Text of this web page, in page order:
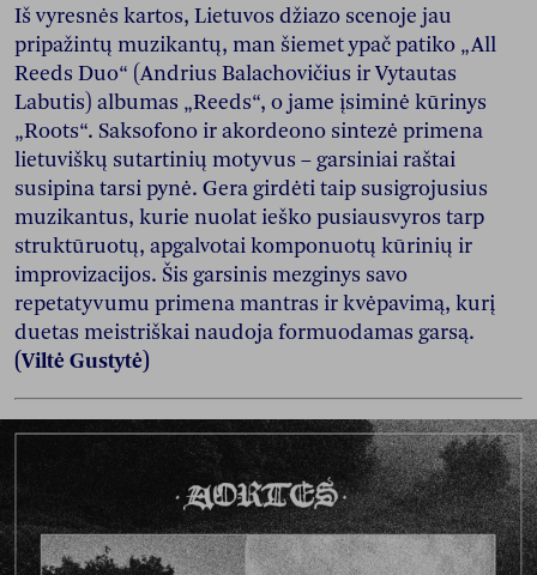
Iš vyresnės kartos, Lietuvos džiazo scenoje jau
pripažintų muzikantų, man šiemet ypač patiko „All
Reeds Duo“ (Andrius Balachovičius ir Vytautas
Labutis) albumas „Reeds“, o jame įsiminė kūrinys
„Roots“. Saksofono ir akordeono sintezė primena
lietuviškų sutartinių motyvus – garsiniai raštai
susipina tarsi pynė. Gera girdėti taip susigrojusius
muzikantus, kurie nuolat ieško pusiausvyros tarp
struktūruotų, apgalvotai komponuotų kūrinių ir
improvizacijos. Šis garsinis mezginys savo
repetatyvumu primena mantras ir kvėpavimą, kurį
duetas meistriškai naudoja formuodamas garsą.
(Viltė Gustytė)